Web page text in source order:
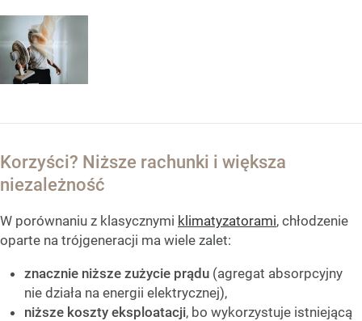
Korzyści? Niższe rachunki i większa
niezależność
W porównaniu z klasycznymi klimatyzatorami, chłodzenie
oparte na trójgeneracji ma wiele zalet:
znacznie niższe zużycie prądu (agregat absorpcyjny
nie działa na energii elektrycznej),
niższe koszty eksploatacji, bo wykorzystuje istniejącą